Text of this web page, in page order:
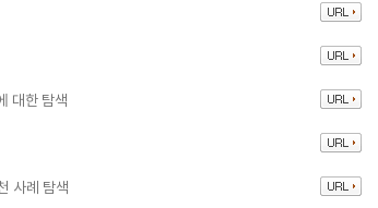
대한 탐색
사례 탐색